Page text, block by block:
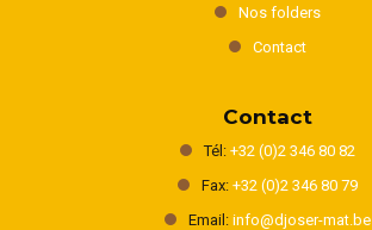
Nos folders
Contact
Contact
Tél: +32 (0)2 346 80 82
Fax: +32 (0)2 346 80 79
Email: info@djoser-mat.be